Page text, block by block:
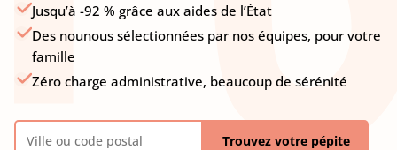
Jusqu’à -92 % grâce aux aides de l’État
Des nounous sélectionnées par nos équipes, pour votre
famille
Zéro charge administrative, beaucoup de sérénité
Trouvez votre pépite